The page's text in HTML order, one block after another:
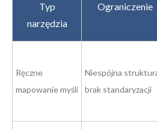
Typ
narzędzia
Ograniczenie
Ręczne
mapowanie myśli
Niespójna
brak standaryzacji